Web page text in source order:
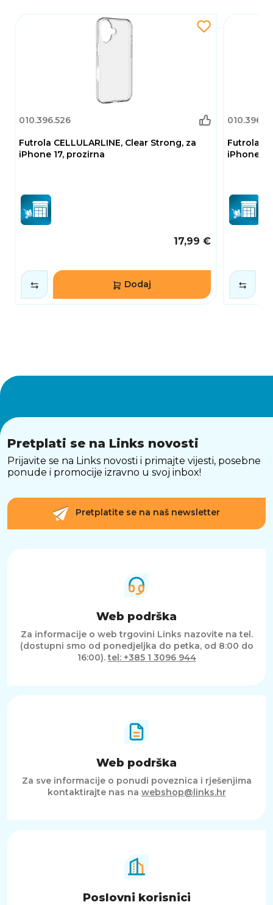
010.396.526
Futrola CELLULARLINE, Clear Strong, za
iPhone 17, prozirna
17,99 €
Dodaj
Futrola
iPhone
Pretplati se na Links novosti
Prijavite se na Links novosti i primajte vijesti, posebne
ponude i promocije izravno u svoj inbox!
Pretplatite se na naš newsletter
Web podrška
Za informacije o web trgovini Links nazovite na tel.
(dostupni smo od ponedjeljka do petka, od 8:00 do
16:00).tel: +385 1 3096 944
Web podrška
Za sve informacije o ponudi poveznica i rješenjima
kontaktirajte nas na webshop@links.hr
Poslovni korisnici